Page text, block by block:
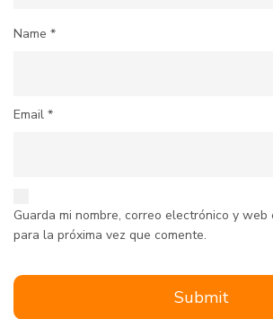
Name *
Email *
Guarda mi nombre, correo electrónico y
para la próxima vez que comente.